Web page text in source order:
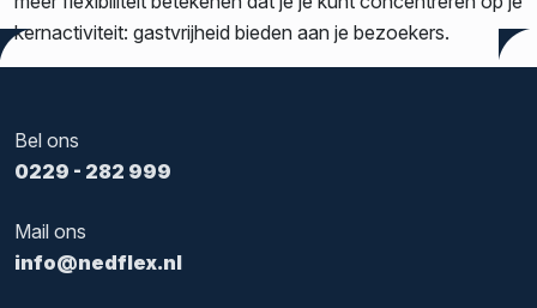
kernactiviteit: gastvrijheid bieden aan je bezoekers.
Bel ons
0229 - 282 999
Mail ons
info@nedflex.nl